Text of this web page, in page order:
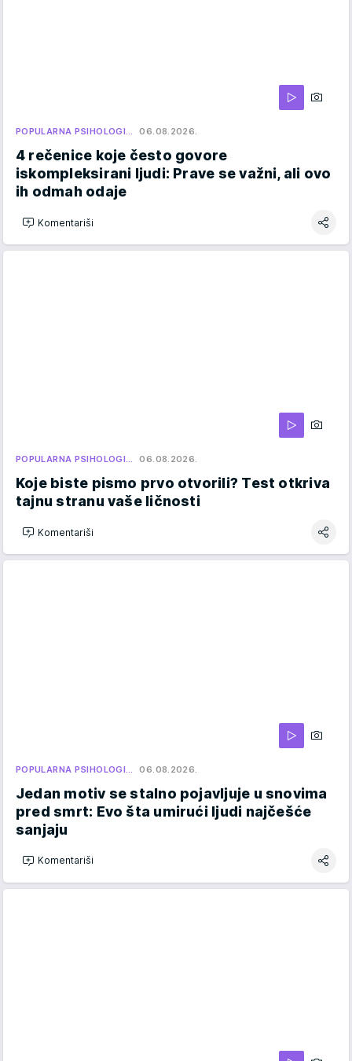
POPULARNA PSIHOLOGI… 06.08.2026.
4 rečenice koje često govore
iskompleksirani ljudi: Prave se važni, ali ovo
ih odmah odaje
Komentariši
POPULARNA PSIHOLOGI… 06.08.2026.
Koje biste pismo prvo otvorili? Test otkriva
tajnu stranu vaše ličnosti
Komentariši
POPULARNA PSIHOLOGI… 06.08.2026.
Jedan motiv se stalno pojavljuje u snovima
pred smrt: Evo šta umirući ljudi najčešće
sanjaju
Komentariši